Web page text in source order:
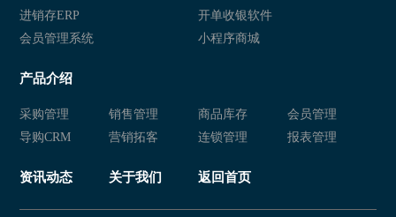
进销存ERP
开单收银软件
会员管理系统
小程序商城
产品介绍
采购管理 销售管理 商品库存
会员管理
导购CRM
营销拓客 连锁管理 报表管理
资讯动态 关于我们 返回首页